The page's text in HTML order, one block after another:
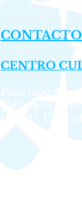
CONTACTO
CENTRO
Ponciano
Tabacalera,
06030, Ciudad